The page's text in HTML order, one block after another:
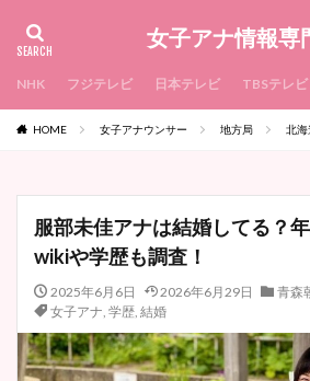
女子アナ情報専
NHK フジテレビ 日本テレビ TBSテレビ
HOME 女子アナウンサー 地方局 北海
服部未佳アナは結婚してる？
wikiや学歴も調査！
2025年6月6日 2026年6月29日
青森
女子アナ, 学歴, 結婚